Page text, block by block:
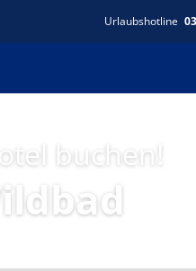
Urlaubshotline
buchen!